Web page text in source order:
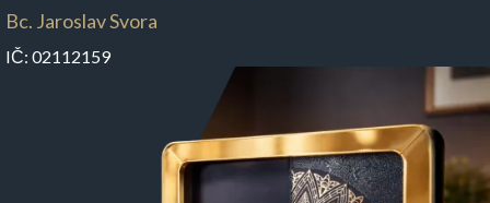
Bc. Jaroslav Svora
IČ: 02112159